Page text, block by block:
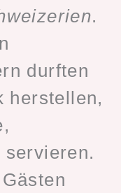
.
durften
herstellen,
servieren.